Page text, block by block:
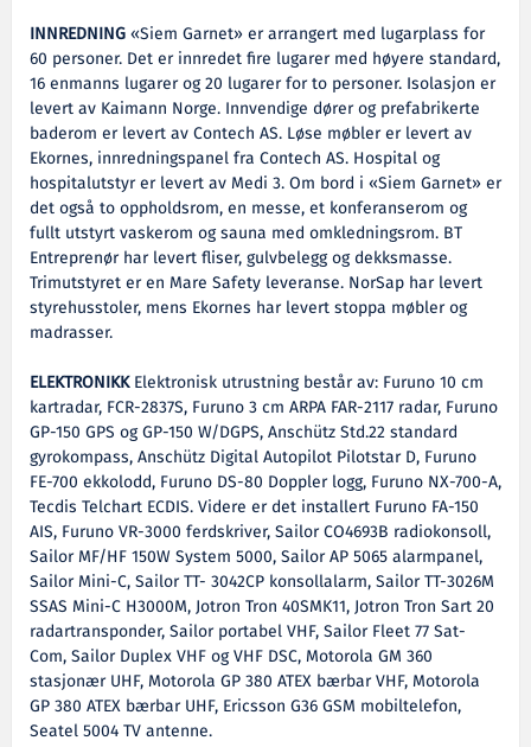
INNREDNING«Siem Garnet» er arrangert med lugarplass for
60 personer. Det er innredet fire lugarer med høyere standard,
16 enmanns lugarer og 20 lugarer for to personer. Isolasjon er
levert av Kaimann Norge. Innvendige dører og prefabrikerte
baderom er levert av Contech AS. Løse møbler er levert av
Ekornes, innredningspanel fra Contech AS. Hospital og
hospitalutstyr er levert av Medi 3. Om bord i «Siem Garnet» er
det også to oppholdsrom, en messe, et konferanserom og
fullt utstyrt vaskerom og sauna med omkledningsrom. BT
Entreprenør har levert fliser, gulvbelegg og dekksmasse.
Trimutstyret er en Mare Safety leveranse. NorSap har levert
styrehusstoler, mens Ekornes har levert stoppa møbler og
madrasser.
ELEKTRONIKKElektronisk utrustning består av: Furuno 10 cm
kartradar, FCR-2837S, Furuno 3 cm ARPA FAR-2117 radar, Furuno
GP-150 GPS og GP-150 W/DGPS, Anschütz Std.22 standard
gyrokompass, Anschütz Digital Autopilot Pilotstar D, Furuno
FE-700 ekkolodd, Furuno DS-80 Doppler logg, Furuno NX-700-A,
Tecdis Telchart ECDIS. Videre er det installert Furuno FA-150
AIS, Furuno VR-3000 ferdskriver, Sailor CO4693B radiokonsoll,
Sailor MF/HF 150W System 5000, Sailor AP 5065 alarmpanel,
Sailor Mini-C, Sailor TT- 3042CP konsollalarm, Sailor TT-3026M
SSAS Mini-C H3000M, Jotron Tron 40SMK11, Jotron Tron Sart 20
radartransponder, Sailor portabel VHF, Sailor Fleet 77 Sat-
Com, Sailor Duplex VHF og VHF DSC, Motorola GM 360
stasjonær UHF, Motorola GP 380 ATEX bærbar VHF, Motorola
GP 380 ATEX bærbar UHF, Ericsson G36 GSM mobiltelefon,
Seatel 5004 TV antenne.